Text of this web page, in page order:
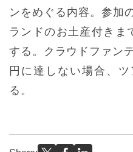
ンをめぐる内容。参加
ランドのお土産付きま
する。クラウドファン
円に達しない場合、
る。